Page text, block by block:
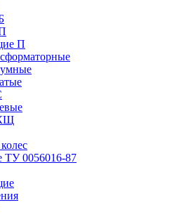
П
ТУ 0056016-87